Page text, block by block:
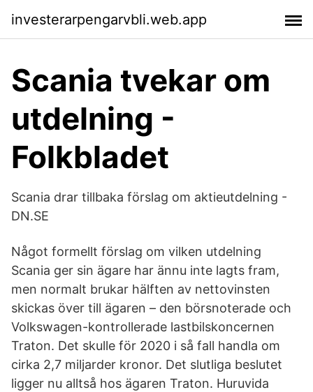
investerarpengarvbli.web.app
Scania tvekar om
utdelning -
Folkbladet
Scania drar tillbaka förslag om aktieutdelning -
DN.SE
Något formellt förslag om vilken utdelning
Scania ger sin ägare har ännu inte lagts fram,
men normalt brukar hälften av nettovinsten
skickas över till ägaren – den börsnoterade och
Volkswagen-kontrollerade lastbilskoncernen
Traton. Det skulle för 2020 i så fall handla om
cirka 2,7 miljarder kronor. Det slutliga beslutet
ligger nu alltså hos ägaren Traton. Huruvida